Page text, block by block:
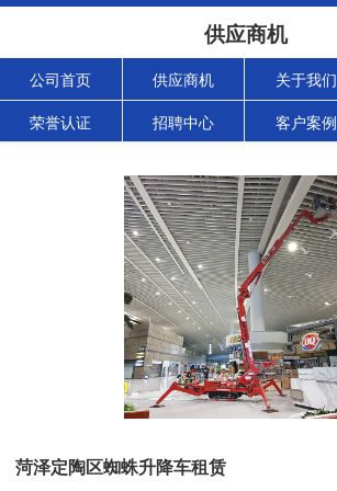
供应商机
公司首页 供应商机 关于我们
荣誉认证 招聘中心 客户案例
菏泽定陶区蜘蛛升降车租赁